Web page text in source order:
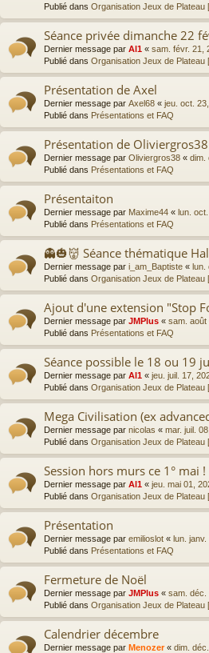
Publié dans Organisation Jeux de Plateau
Séance privée dimanche 22
Dernier message par Al1 « sam. févr. 21,
Publié dans Organisation Jeux de Plateau
Présentation de Axel
Dernier message par Axel68 « jeu. oct.
Publié dans Présentations et FAQ
Présentation de Oliviergros38
Dernier message par Oliviergros38 « dim.
Publié dans Présentations et FAQ
Présentaiton
Dernier message par Maxime44 « lun.
Publié dans Présentations et FAQ
👻🎃👹 Séance thématique
Dernier message par i_am_Baptiste « lun.
Publié dans Organisation Jeux de Plateau
Ajout d'une extension "Stop
Dernier message par JMPlus « sam. août
Publié dans Présentations et FAQ
Séance possible le 18 ou 19
Dernier message par Al1 « jeu. juil. 17,
Publié dans Organisation Jeux de Plateau
Mega Civilisation (ex
Dernier message par nicolas « mar. juil.
Publié dans Organisation Jeux de Plateau
Session hors murs ce 1° mai !
Dernier message par Al1 « jeu. mai 01,
Publié dans Organisation Jeux de Plateau
Présentation
Dernier message par emilioslot « lun.
Publié dans Présentations et FAQ
Fermeture de Noël
Dernier message par JMPlus « sam. déc.
Publié dans Organisation Jeux de Plateau
Calendrier décembre
Dernier message par Menozer« dim.